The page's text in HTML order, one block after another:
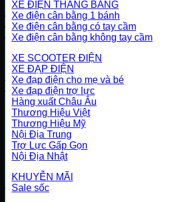
XE ĐIỆN THĂNG BẰNG
Xe điện cân bằng 1 bánh
Xe điện cân bằng có tay cầm
Xe điện cân bằng không tay cầm
XE SCOOTER ĐIỆN
XE ĐẠP ĐIỆN
Xe đạp điện cho mẹ và bé
Xe đạp điện trợ lực
Hàng xuất Châu Âu
Thương Hiệu Việt
Thương Hiệu Mỹ
Nội Địa Trung
Trợ Lực Gấp Gọn
Nội Địa Nhật
KHUYỄN MÃI
Sale sốc